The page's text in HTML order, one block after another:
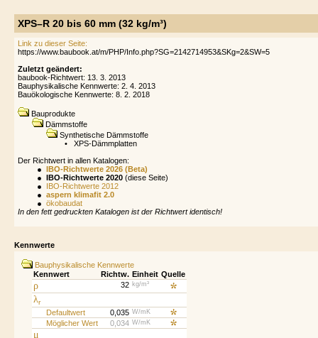
XPS–R 20 bis 60 mm (32 kg/m³)
Link zu dieser Seite:
Zuletzt geändert:
baubook-Richtwert: 13. 3. 2013
Bauphysikalische Kennwerte: 2. 4. 2013
Bauökologische Kennwerte: 8. 2. 2018
Bauprodukte
Dämmstoffe
Synthetische Dämmstoffe
•
XPS-Dämmplatten
Der Richtwert in allen Katalogen:
IBO-Richtwerte 2026 (Beta)
IBO-Richtwerte 2020 (diese Seite)
IBO-Richtwerte 2012
aspern klimafit 2.0
ökobaudat
In den fett gedruckten Katalogen ist der Richtwert identisch!
Kennwerte
Bauphysikalische Kennwerte
Kennwert
Richtw. Einheit Quelle
ρ 32 kg/m³
λr
Defaultwert 0,035 W/mK
Möglicher Wert 0,034 W/mK
μ